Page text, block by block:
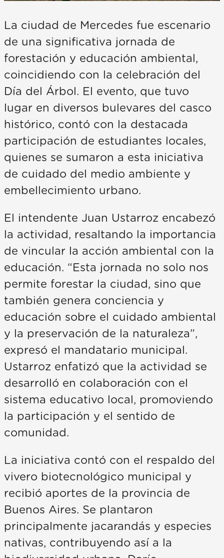
La ciudad de Mercedes fue escenario
de una significativa jornada de
forestación y educación ambiental,
coincidiendo con la celebración del
Día del Árbol. El evento, que tuvo
lugar en diversos bulevares del casco
histórico, contó con la destacada
participación de estudiantes locales,
quienes se sumaron a esta iniciativa
de cuidado del medio ambiente y
embellecimiento urbano.
El intendente Juan Ustarroz encabezó
la actividad, resaltando la importancia
de vincular la acción ambiental con la
educación. “Esta jornada no solo nos
permite forestar la ciudad, sino que
también genera conciencia y
educación sobre el cuidado ambiental
y la preservación de la naturaleza”,
expresó el mandatario municipal.
Ustarroz enfatizó que la actividad se
desarrolló en colaboración con el
sistema educativo local, promoviendo
la participación y el sentido de
comunidad.
La iniciativa contó con el respaldo del
vivero biotecnológico municipal y
recibió aportes de la provincia de
Buenos Aires. Se plantaron
principalmente jacarandás y especies
nativas, contribuyendo así a la